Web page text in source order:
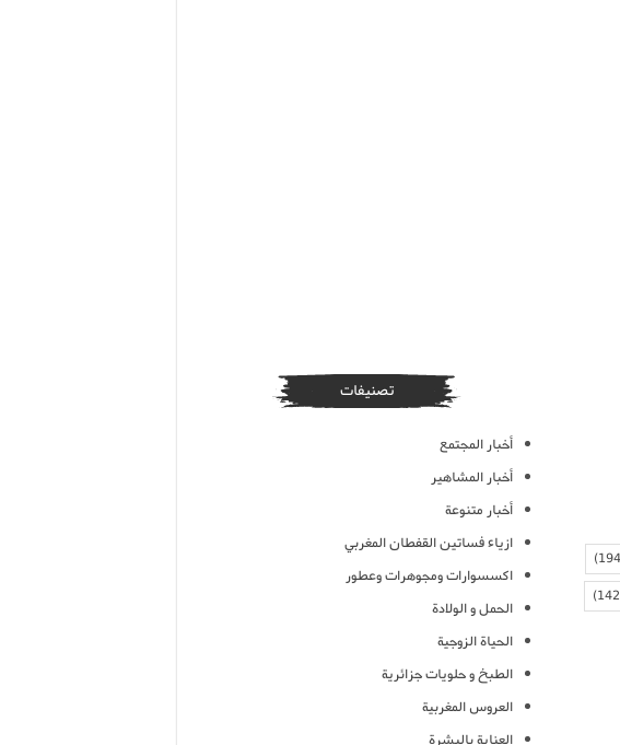
تصنيفات
أخبار المجتمع
أخبار المشاهير
أخبار متنوعة
ازياء فساتين القفطان المغربي
اكسسوارات ومجوهرات وعطور
الحمل و الولادة
الحياة الزوجية
الطبخ و حلويات جزائرية
العروس المغربية
العناية بالبشرة